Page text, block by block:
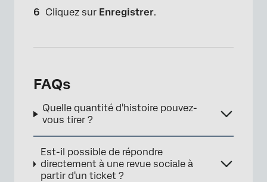
Cliquez sur Enregistrer.
FAQs
Quelle quantité d'histoire pouvez-
vous tirer ?
Est-il possible de répondre
directement à une revue sociale à
partir d'un ticket ?